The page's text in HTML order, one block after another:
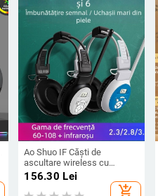
Ao Shuo IF Căști de
ascultare wireless cu
infraroșu – CET-4/CET-6
examene, 3,5 mm jack
156.30 Lei
add_shopping_cart